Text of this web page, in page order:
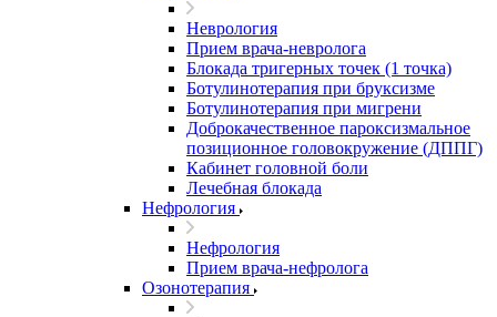
Неврология
Прием врача-невролога
Блокада тригерных точек (1 точка)
Ботулинотерапия при бруксизме
Ботулинотерапия при мигрени
Доброкачественное пароксизмальное
позиционное головокружение (ДППГ)
Кабинет головной боли
Лечебная блокада
Нефрология
Нефрология
Прием врача-нефролога
Озонотерапия